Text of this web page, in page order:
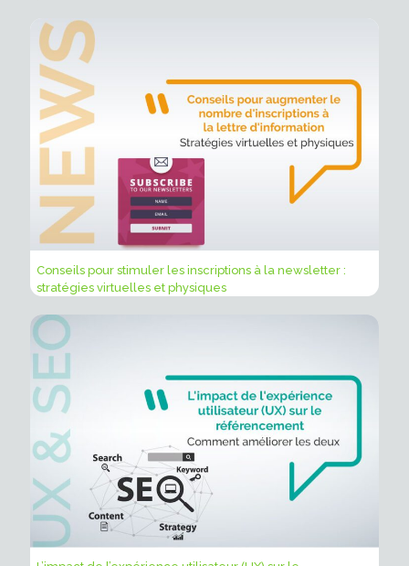
Conseils pour stimuler les inscriptions à la newsletter :
stratégies virtuelles et physiques